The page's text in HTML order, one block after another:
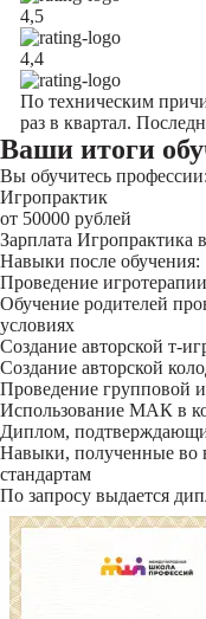
4,5
4,4
По техническим
раз в квартал.
Ваши итоги
Вы обучитесь профессии:
Игропрактик
от 50000 рублей
Зарплата Игропрактика
Навыки после обучения:
Проведение
Обучение родителей
условиях
Создание авторской т-
Создание авторской
Проведение групповой
Использование МАК в
Диплом,
Навыки, полученные во
стандартам
По запросу выдается